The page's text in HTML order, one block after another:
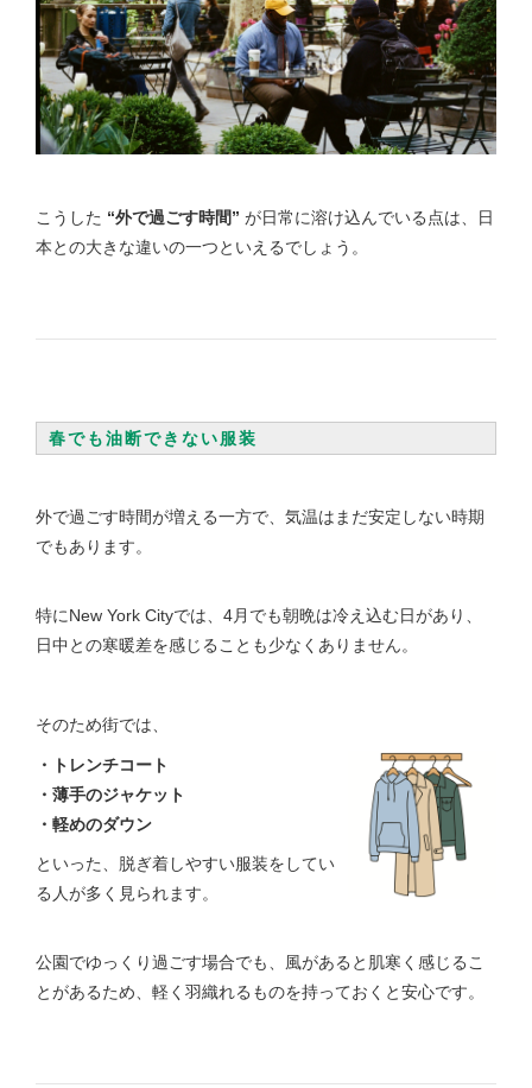
こうした “外で過ごす時間” が日常に溶け込んでいる点は、日
本との大きな違いの一つといえるでしょう。
春でも油断できない服装
外で過ごす時間が増える一方で、気温はまだ安定しない時期
でもあります。
特にNew York Cityでは、4月でも朝晩は冷え込む日があり、
日中との寒暖差を感じることも少なくありません。
そのため街では、
・トレンチコート
・薄手のジャケット
・軽めのダウン
といった、脱ぎ着しやすい服装をしてい
る人が多く見られます。
公園でゆっくり過ごす場合でも、風があると肌寒く感じるこ
とがあるため、軽く羽織れるものを持っておくと安心です。